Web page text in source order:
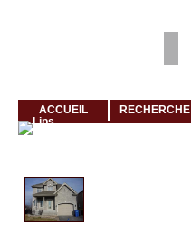
ACCUEIL RECHERCHE